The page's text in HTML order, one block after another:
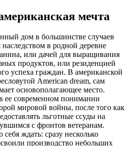
мечта
дом в большинстве случаев
в родной деревне
или дачей для выращивания
продуктов, или резиденцией
успеха граждан. В американской
American dream, сам
основополагающее место.
ее современном понимании
мировой войны, после того как
льготные ссуды на
с фронтов ветеранам.
ждать: сразу несколько
производство небольших